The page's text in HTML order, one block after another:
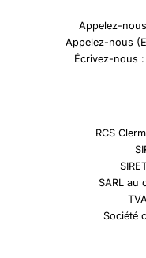
Appelez-
Appelez-nous
Écrivez-nous
RCS
SARL au
Société